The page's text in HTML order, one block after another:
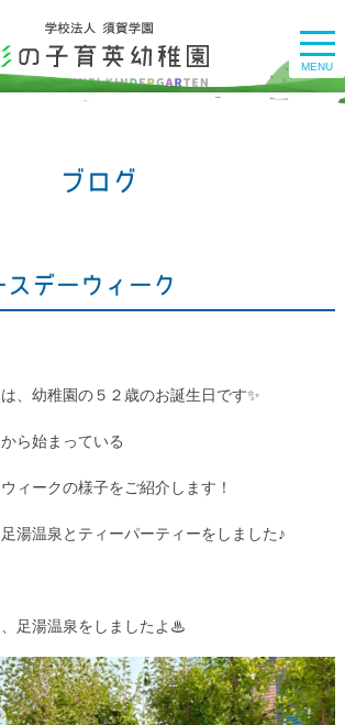
MENU
ブログ
デーウィーク
、幼稚園の５２歳のお誕生日です✨
ら始まっている
ィークの様子をご紹介します！
湯温泉とティーパーティーをしました♪
足湯温泉をしましたよ♨